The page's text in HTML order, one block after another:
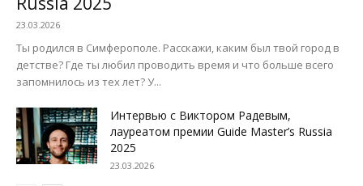
23.03.2026
Ты родился в Симферополе. Расскажи, каким был твой город в
детстве? Где ты любил проводить время и что больше всего
запомнилось из тех лет? У...
Интервью с Виктором Радевым,
лауреатом премии Guide Master’s Russia
2025
23.03.2026